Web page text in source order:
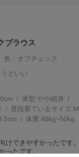
ブラウス
色：オフチェック
どいい
体型:細身
普段着ているサイズ:M
体重:46kg~50kg
けできやすかったです。
ったです。